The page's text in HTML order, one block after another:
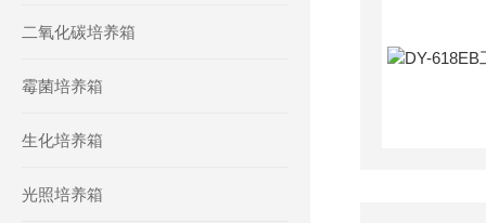
二氧化碳培养箱
霉菌培养箱
生化培养箱
光照培养箱